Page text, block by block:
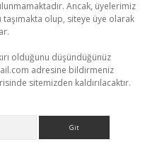
Ancak, üyelerimiz
olup, siteye üye olarak
olduğunu düşündüğünüz
adresine bildirmeniz
sitemizden kaldırılacaktır.